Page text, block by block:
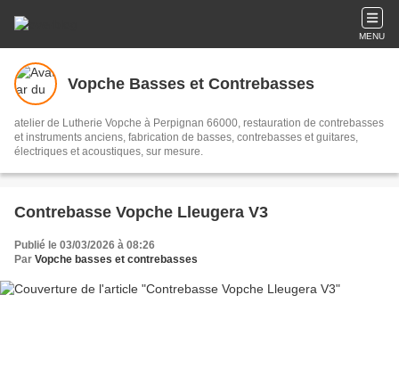
MENU
Vopche Basses et Contrebasses
atelier de Lutherie Vopche à Perpignan 66000, restauration de contrebasses
et instruments anciens, fabrication de basses, contrebasses et guitares,
électriques et acoustiques, sur mesure.
Contrebasse Vopche Lleugera V3
Publié le 03/03/2026 à 08:26
Par Vopche basses et contrebasses